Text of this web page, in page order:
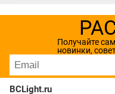
Получайте
новинки,
BCLight.ru